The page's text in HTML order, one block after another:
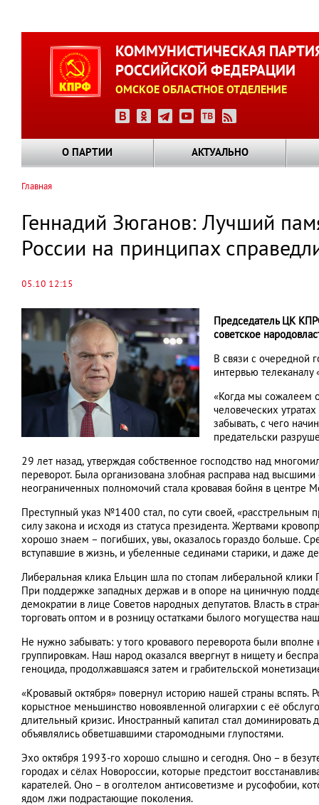
КОММУНИСТИЧЕСКАЯ
РОССИЙСКОЙ ФЕДЕРАЦИИ
ОМСКОЕ ОБЛАСТНОЕ ОТДЕЛЕНИЕ
О ПАРТИИ АКТУАЛЬНО
навигации
Главная
Геннадий Зюганов: Лучший
России на принципах
05.10 12:15
Председатель ЦК
советское
В связи с очередной
интервью телеканалу
«Когда мы сожалеем
человеческих
забывать, с чего
предательски
29 лет назад, утверждая собственное господство над
переворот. Была организована злобная расправа над
неограниченных полномочий стала кровавая бойня в центре
Преступный указ №1400 стал, по сути своей,
силу закона и исходя из статуса президента. Жертвами
хорошо знаем – погибших, увы, оказалось гораздо больше.
вступавшие в жизнь, и убеленные сединами старики, и даже
Либеральная клика Ельцин шла по стопам либеральной клики
При поддержке западных держав и в опоре на циничную
демократии в лице Советов народных депутатов. Власть в
торговать оптом и в розницу остатками былого могущества
Не нужно забывать: у того кровавого переворота были
группировкам. Наш народ оказался ввергнут в нищету и
геноцида, продолжавшаяся затем и грабительской
«Кровавый октября» повернул историю нашей страны
корыстное меньшинство новоявленной олигархии с её
длительный кризис. Иностранный капитал стал
объявлялись обветшавшими старомодными глупостями.
Эхо октября 1993-го хорошо слышно и сегодня. Оно – в
городах и сёлах Новороссии, которые предстоит
карателей. Оно – в оголтелом антисоветизме и русофобии,
ядом лжи подрастающие поколения.